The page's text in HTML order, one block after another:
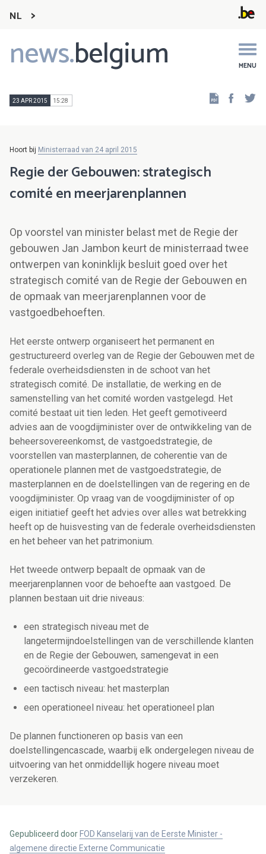
NL
news.belgium MENU
Main
navigation
23 APR 2015 15:28
Hoort bij Ministerraad van 24 april 2015
Regie der Gebouwen: strategisch
comité en meerjarenplannen
Op voorstel van minister belast met de Regie der
gebouwen Jan Jambon keurt de ministerraad twee
ontwerpen van koninklijk besluit goed over het
strategisch comité van de Regie der Gebouwen en
de opmaak van meerjarenplannen voor de
vastgoedbehoeften.
Het eerste ontwerp organiseert het permanent en
gestructureerd overleg van de Regie der Gebouwen met de
federale overheidsdiensten in de schoot van het
strategisch comité. De installatie, de werking en de
samenstelling van het comité worden vastgelegd. Het
comité bestaat uit tien leden. Het geeft gemotiveerd
advies aan de voogdijminister over de ontwikkeling van de
beheersovereenkomst, de vastgoedstrategie, de
voorstellen van masterplannen, de coherentie van de
operationele plannen met de vastgoedstrategie, de
masterplannen en de doelstellingen van de regering en de
voogdijminister. Op vraag van de voogdijminister of op
eigen initiatief geeft het advies over alles wat betrekking
heeft op de huisvesting van de federale overheidsdiensten
en het beheer van het patrimonium.
Het tweede ontwerp bepaalt de opmaak van de
meerjarenplannen voor de behoefte aan vastgoed. De
plannen bestaan uit drie niveaus:
een strategisch niveau met de
langetermijndoelstellingen van de verschillende klanten
en de Regie der Gebouwen, samengevat in een
gecoördineerde vastgoedstrategie
een tactisch niveau: het masterplan
een operationeel niveau: het operationeel plan
De plannen functioneren op basis van een
doelstellingencascade, waarbij elk ondergelegen niveau de
uitvoering van het onmiddellijk hogere niveau moet
verzekeren.
Gepubliceerd door FOD Kanselarij van de Eerste Minister -
algemene directie Externe Communicatie